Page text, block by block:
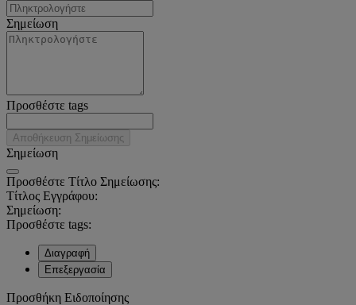
Σημείωση
Προσθέστε tags
Αποθήκευση Σημείωσης
Σημείωση
Προσθέστε Τίτλο Σημείωσης:
Τίτλος Εγγράφου:
Σημείωση:
Προσθέστε tags:
Διαγραφή
Επεξεργασία
Προσθήκη Ειδοποίησης